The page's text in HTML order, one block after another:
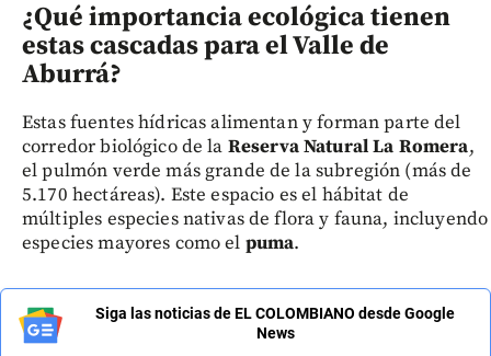
¿Qué importancia ecológica tienen
estas cascadas para el Valle de
Aburrá?
Estas fuentes hídricas alimentan y forman parte del
corredor biológico de la Reserva Natural La Romera,
el pulmón verde más grande de la subregión (más de
5.170 hectáreas). Este espacio es el hábitat de
múltiples especies nativas de flora y fauna, incluyendo
especies mayores como el puma.
Siga las noticias de EL COLOMBIANO desde Google
News